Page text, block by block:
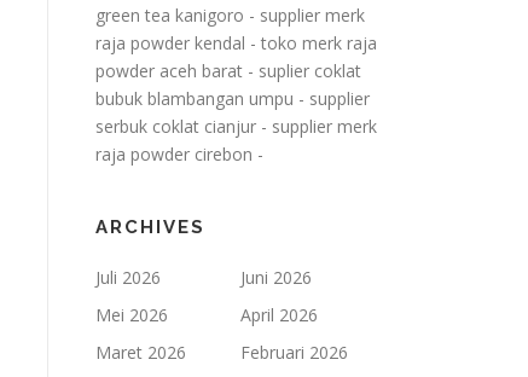
green tea kanigoro - supplier merk
raja powder kendal - toko merk raja
powder aceh barat - suplier coklat
bubuk blambangan umpu - supplier
serbuk coklat cianjur - supplier merk
raja powder cirebon -
ARCHIVES
Juli 2026
Juni 2026
Mei 2026
April 2026
Maret 2026
Februari 2026